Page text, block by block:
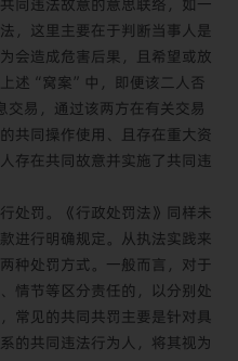
同违法故意的意思联络，如一
，这里主要在于判断当事人是
会造成危害后果，且希望或放
述“窝案”中，即便该二人否
易，通过该两方在有关交易
共同操作使用、且存在重大资
存在共同故意并实施了共同违
处罚。《行政处罚法》同样未
进行明确规定。从执法实践来
种处罚方式。一般而言，对于
情节等区分责任的，以分别处
常见的共同共罚主要是针对具
的共同违法行为人，将其视为